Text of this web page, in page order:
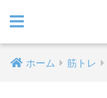
ホーム 筋トレ